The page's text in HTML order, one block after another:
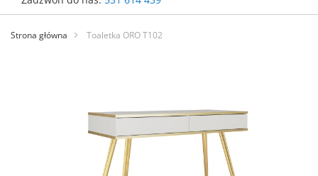
Przejdź
treści
Strona główna Toaletka ORO T102